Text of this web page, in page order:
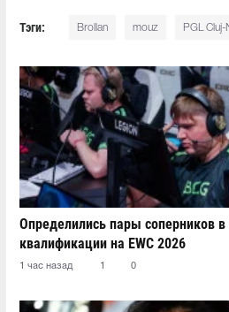
Тэги: Brollan mouz PGL
Определились пары соперников
квалификации на EWC 2026
1 час назад 1 0